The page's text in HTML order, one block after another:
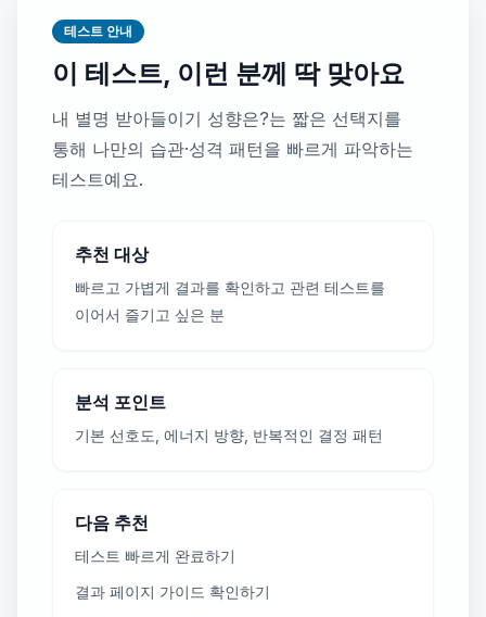
테스트 안내
이 테스트, 이런 분께 딱 맞아요
내 별명 받아들이기 성향은?는 짧은 선택지를
통해 나만의 습관·성격 패턴을 빠르게 파악하는
테스트예요.
추천 대상
빠르고 가볍게 결과를 확인하고 관련 테스트를
이어서 즐기고 싶은 분
분석 포인트
기본 선호도, 에너지 방향, 반복적인 결정 패턴
다음 추천
테스트 빠르게 완료하기
결과 페이지 가이드 확인하기